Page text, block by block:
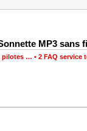
MP3 sans
pilotes … • 2 FAQ service